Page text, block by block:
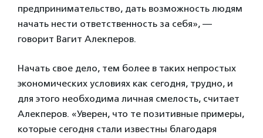
предпринимательство, дать возможность людям
начать нести ответственность за себя», —
говорит Вагит Алекперов.
Начать свое дело, тем более в таких непростых
экономических условиях как сегодня, трудно, и
для этого необходима личная смелость, считает
Алекперов. «Уверен, что те позитивные примеры,
которые сегодня стали известны благодаря